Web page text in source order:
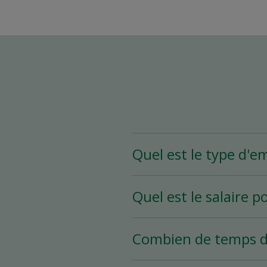
Quel est le type
Le poste
heures et plus par
Quel est le salaire
Combien de temps